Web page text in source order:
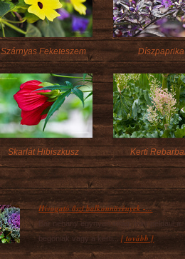
Szárnyas Feketeszem Díszpaprika
Skarlát Hibiszkusz Kerti
Hívogató őszi balkonnövények -...
Bár néhány egynyári virág, mint például a
begóniák vagy a kerti...[ tovább ]